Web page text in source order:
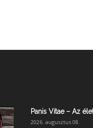
Panis Vitae – Az
2026. augusztus 08.